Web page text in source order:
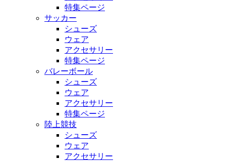
特集ページ
サッカー
シューズ
ウェア
アクセサリー
特集ページ
バレーボール
シューズ
ウェア
アクセサリー
特集ページ
陸上競技
シューズ
ウェア
アクセサリー